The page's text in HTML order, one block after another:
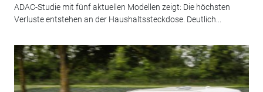
ADAC-Studie mit fünf aktuellen Modellen zeigt: Die höchsten
Verluste entstehen an der Haushaltssteckdose. Deutlich...